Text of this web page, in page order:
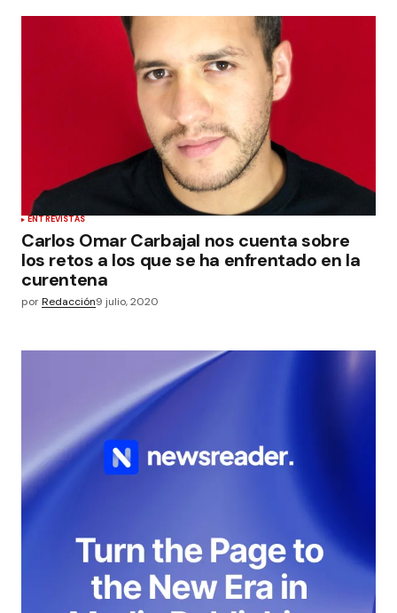
ENTREVISTAS
Carlos Omar Carbajal nos cuenta sobre
los retos a los que se ha enfrentado en la
curentena
porRedacción9 julio, 2020